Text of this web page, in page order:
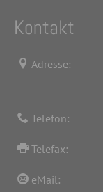
Kontakt
Adresse:
Telefon:
Telefax:
eMail: